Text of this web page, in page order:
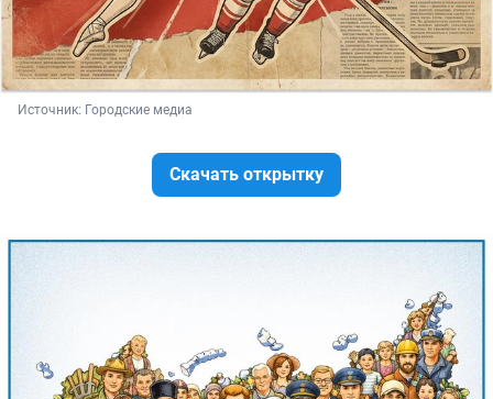
Источник: Городские медиа
Скачать открытку